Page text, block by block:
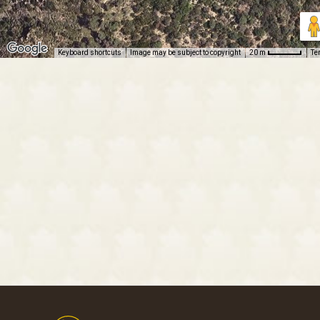
Keyboard shortcuts Image may be subject to copyright 20 m